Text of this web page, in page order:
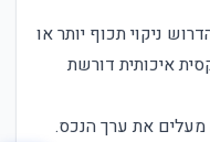
ניקוי תכוף יותר או
אפוקסית איכותית דורשת
את ערך הנכס.